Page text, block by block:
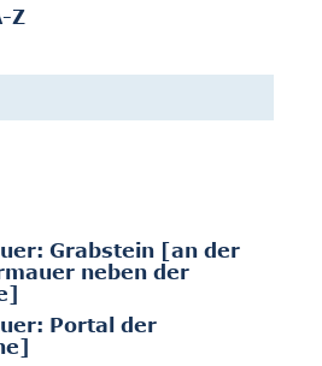
Z
Grabstein [an der
neben der
Portal der